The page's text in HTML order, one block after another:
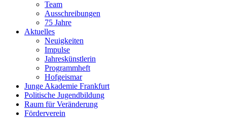
Team
Ausschreibungen
75 Jahre
Aktuelles
Neuigkeiten
Impulse
Jahreskünstlerin
Programmheft
Hofgeismar
Junge Akademie Frankfurt
Politische Jugendbildung
Raum für Veränderung
Förderverein